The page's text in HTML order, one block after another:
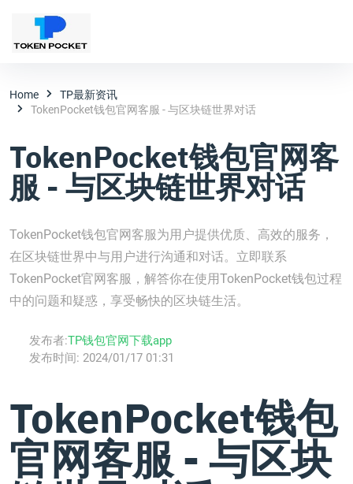
Home
TP最新资讯
TokenPocket钱包官网客服 - 与区块链世界对话
TokenPocket钱包官网客
服 - 与区块链世界对话
TokenPocket钱包官网客服为用户提供优质、高效的服务，
在区块链世界中与用户进行沟通和对话。立即联系
TokenPocket官网客服，解答你在使用TokenPocket钱包过程
中的问题和疑惑，享受畅快的区块链生活。
发布者:TP钱包官网下载app
发布时间: 2024/01/17 01:31
TokenPocket钱包
官网客服 - 与区块